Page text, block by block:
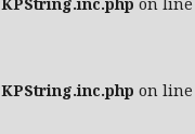
on line